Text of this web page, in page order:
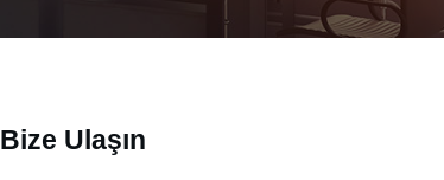
Bize Ulaşın